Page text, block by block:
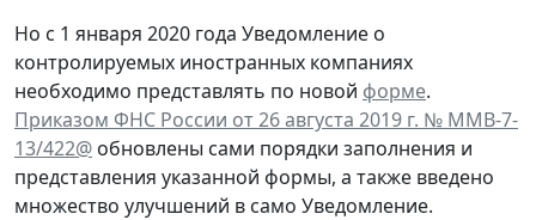
Но с 1 января 2020 года Уведомление о
контролируемых иностранных компаниях
необходимо представлять по новой форме.
Приказом ФНС России от 26 августа 2019 г. № ММВ-7-
13/422@ обновлены сами порядки заполнения и
представления указанной формы, а также введено
множество улучшений в само Уведомление.